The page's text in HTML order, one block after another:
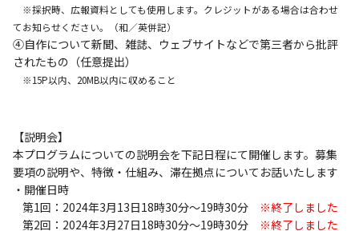
※採択時、広報資料としても使用します。クレジットがある場合は合わせ
てお知らせください。（和／英併記）
④自作について新聞、雑誌、ウェブサイトなどで第三者から批評
されたもの（任意提出）
※15P以内、20MB以内に収めること
【説明会】
本プログラムについての説明会を下記日程にて開催します。募集
要項の説明や、特徴・仕組み、滞在拠点についてお話いたします
・開催日時
第1回：2024年3月13日18時30分～19時30分 ※終了しました
第2回：2024年3月27日18時30分～19時30分 ※終了しました